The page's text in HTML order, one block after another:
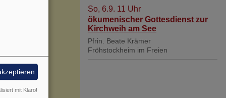
So, 6.9. 11 Uhr
ökumenischer Gottesdienst zur
Kirchweih am See
Pfrin. Beate Krämer
Fröhstockheim im Freien
mit Klaro!